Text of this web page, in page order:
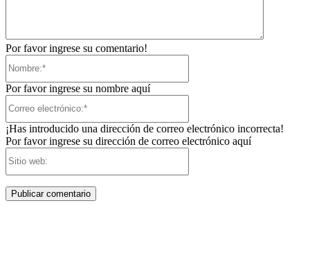
Por favor ingrese su comentario!
Por favor ingrese su nombre aquí
¡Has introducido una dirección de correo electrónico incorrecta!
Por favor ingrese su dirección de correo electrónico aquí